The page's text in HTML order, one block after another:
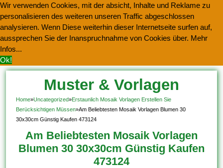
Wir verwenden Cookies, mit der absicht, Inhalte und Reklame zu
personalisieren des weiteren unseren Traffic abgeschlossen
analysieren. Wenn Diese weiterhin dieser Internetseite surfen auf,
aussprechen Sie der Inanspruchnahme von Cookies über. Mehr
Infos...
Ok!
Muster & Vorlagen
Kostenlos Herunterladen
Home»Uncategorized»Erstaunlich Mosaik Vorlagen Erstellen Sie
Berücksichtigen Müssen»Am Beliebtesten Mosaik Vorlagen Blumen 30
30x30cm Günstig Kaufen 473124
Am Beliebtesten Mosaik Vorlagen
Blumen 30 30x30cm Günstig Kaufen
473124